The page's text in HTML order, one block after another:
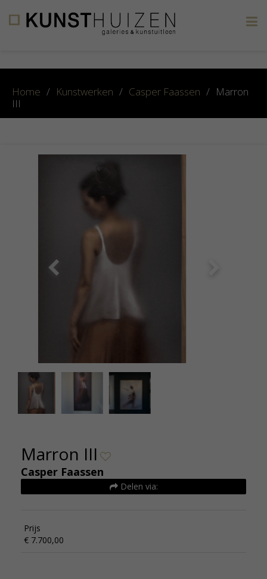
Home / Kunstwerken / Casper Faassen / Marron
III
Marron III
Casper Faassen
Delen via:
Prijs
€ 7.700,00